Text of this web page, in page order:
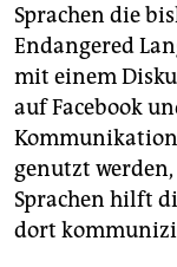
Sprachen die
Endangered
mit einem
auf Facebook
genutzt
Sprachen hilft
dort